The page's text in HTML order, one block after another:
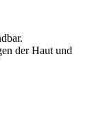
der Haut und